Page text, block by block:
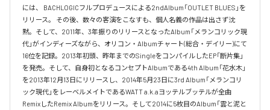
には、 BACHLOGICフルプロデュースによる2ndAlbum「OUTLET BLUES」を
リリース。 その後、数々の客演をこなすも、個人名義の作品は出さず沈
黙。そして、2011年、3年振りのリリースとなったAlbum「メランコリック現
代」がインディーズながら、オリコン・Albumチャート(総合・デイリー)にて
16位を記録。2013年初頭、昨年までのSingleをコンパイルしたEP「断片集」
を発売。そして、自身初となるコンセプトAlbumである4th Album「花水木」
を2013年12月13日にリリースし、2014年5月23日に3rd Album「メランコリ
ック現代」をレーベルメイトであるWATT a.k.aヨッテルブッテルが全曲
RemixしたRemix Albumをリリース。そして2014に5枚目のAlbum「雲と泥と